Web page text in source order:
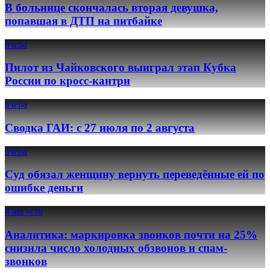
В больнице скончалась вторая девушка,
попавшая в ДТП на питбайке
вчера
Пилот из Чайковского выиграл этап Кубка
России по кросс-кантри
вчера
Сводка ГАИ: с 27 июля по 2 августа
вчера
Суд обязал женщину вернуть переведённые ей по
ошибке деньги
4 августа
Аналитика: маркировка звонков почти на 25%
снизила число холодных обзвонов и спам-
звонков